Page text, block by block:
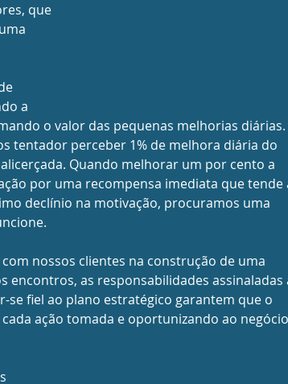
que
a
o valor das pequenas melhorias diárias.
tentador perceber 1% de melhora diária do
Quando melhorar um por cento a
por uma recompensa imediata que tende
declínio na motivação, procuramos uma
nossos clientes na construção de uma
encontros, as responsabilidades assinaladas
se fiel ao plano estratégico garantem que o
ação tomada e oportunizando ao negócio